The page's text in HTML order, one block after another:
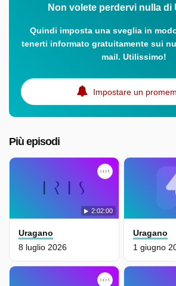
Non volete perdervi nulla di
Quindi imposta una sveglia in
tenerti informato gratuitamente sui
mail. Utilissimo!
Impostare un
Più episodi
2:02:00
Uragano
8 luglio 2026
Uragano
1 giugno